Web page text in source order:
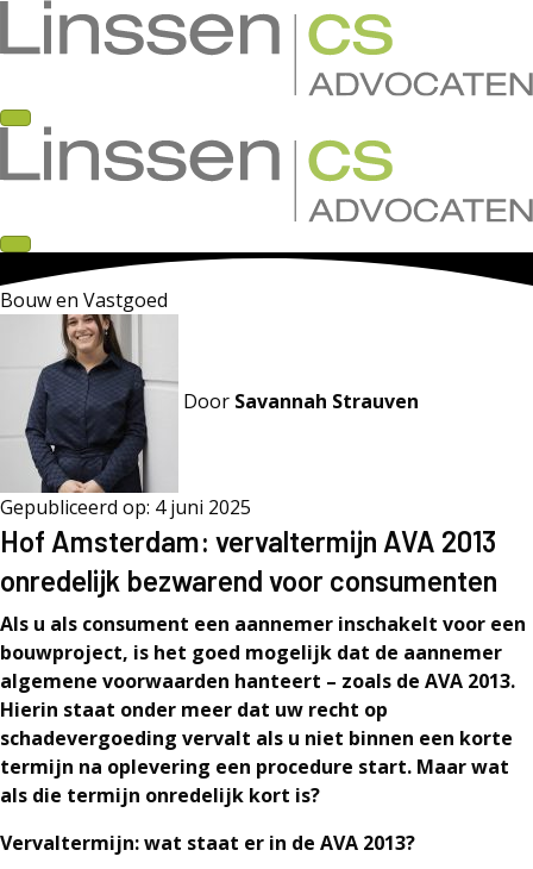
Bouw en Vastgoed
Door Savannah Strauven
Gepubliceerd op: 4 juni 2025
Hof Amsterdam: vervaltermijn AVA 2013
onredelijk bezwarend voor consumenten
Als u als consument een aannemer inschakelt voor een
bouwproject, is het goed mogelijk dat de aannemer
algemene voorwaarden hanteert – zoals de AVA 2013.
Hierin staat onder meer dat uw recht op
schadevergoeding vervalt als u niet binnen een korte
termijn na oplevering een procedure start. Maar wat
als die termijn onredelijk kort is?
Vervaltermijn: wat staat er in de AVA 2013?